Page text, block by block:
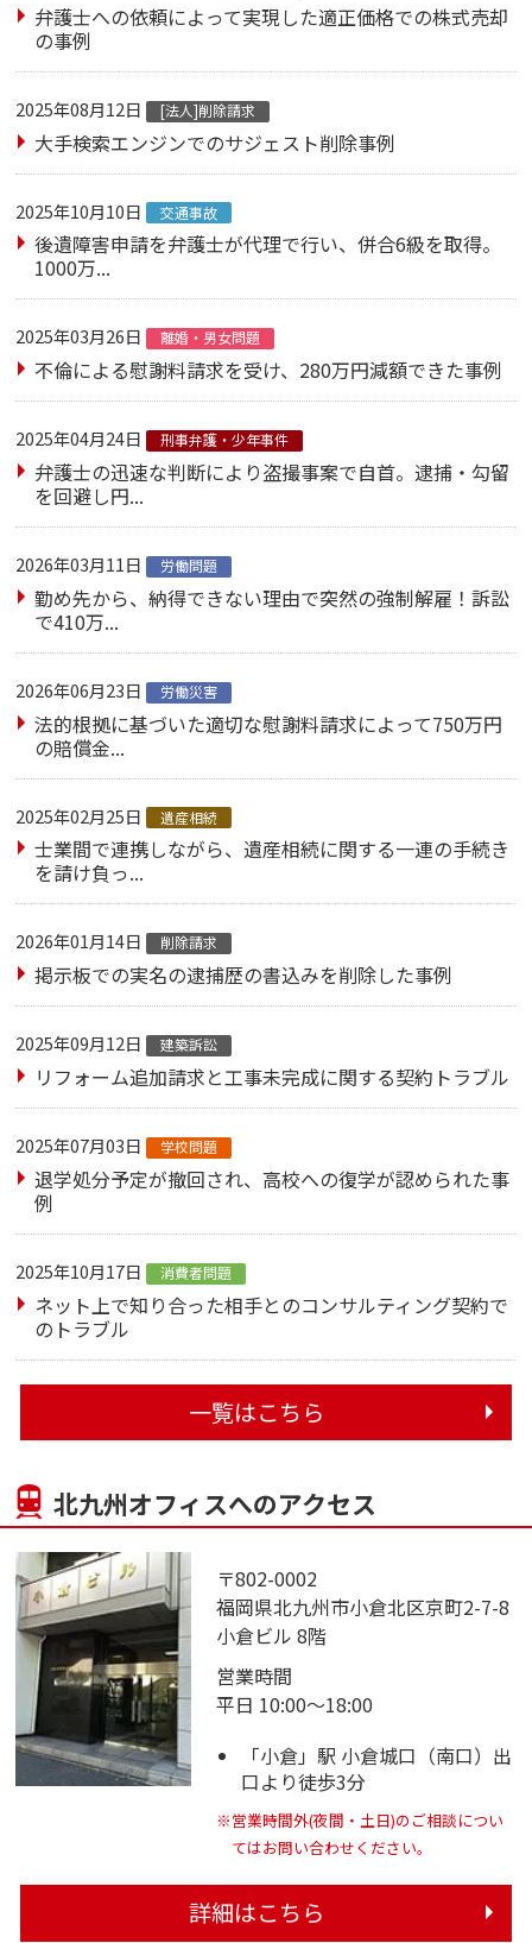
弁護士への依頼によって実現した適正価格での株式売却
の事例
2025年08月12日 [法人]削除請求
大手検索エンジンでのサジェスト削除事例
2025年10月10日 交通事故
後遺障害申請を弁護士が代理で行い、併合6級を取得。
1000万...
2025年03月26日 離婚・男女問題
不倫による慰謝料請求を受け、280万円減額できた事例
2025年04月24日 刑事弁護・少年事件
弁護士の迅速な判断により盗撮事案で自首。逮捕・勾留
を回避し円...
2026年03月11日 労働問題
勤め先から、納得できない理由で突然の強制解雇！訴訟
で410万...
2026年06月23日 労働災害
法的根拠に基づいた適切な慰謝料請求によって750万円
の賠償金...
2025年02月25日 遺産相続
士業間で連携しながら、遺産相続に関する一連の手続き
を請け負っ...
2026年01月14日 削除請求
掲示板での実名の逮捕歴の書込みを削除した事例
2025年09月12日 建築訴訟
リフォーム追加請求と工事未完成に関する契約トラブル
2025年07月03日 学校問題
退学処分予定が撤回され、高校への復学が認められた事
例
2025年10月17日 消費者問題
ネット上で知り合った相手とのコンサルティング契約で
のトラブル
一覧はこちら
北九州オフィスへのアクセス
〒802-0002
福岡県北九州市小倉北区京町2-7-8
小倉ビル 8階
営業時間
平日 10:00～18:00
「小倉」駅 小倉城口（南口）出
口より徒歩3分
※営業時間外(夜間・土日)のご相談につい
てはお問い合わせください。
詳細はこちら